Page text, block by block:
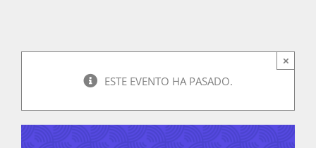
ESTE EVENTO HA PASADO.
×